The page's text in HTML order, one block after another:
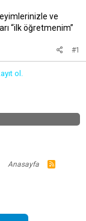
ve
“ilk öğretmenim”
#1
ol.
Anasayfa
R